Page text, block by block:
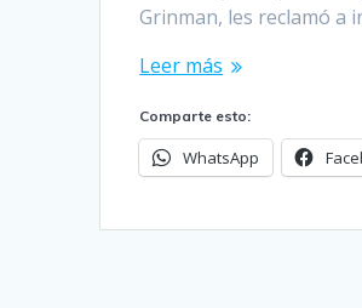
Grinman, les reclamó a
Leer más
Comparte esto:
WhatsApp